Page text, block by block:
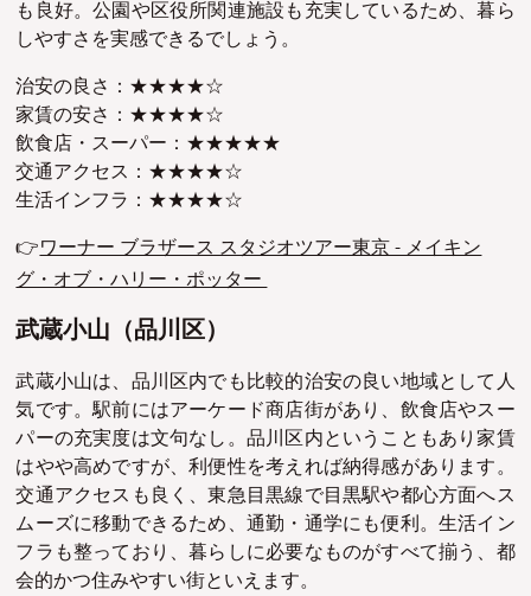
も良好。公園や区役所関連施設も充実しているため、暮ら
しやすさを実感できるでしょう。
治安の良さ：★★★★☆
家賃の安さ：★★★★☆
飲食店・スーパー：★★★★★
交通アクセス：★★★★☆
生活インフラ：★★★★☆
👉ワーナー ブラザース スタジオツアー東京 ‐ メイキン
グ・オブ・ハリー・ポッター
武蔵小山（品川区）
武蔵小山は、品川区内でも比較的治安の良い地域として人
気です。駅前にはアーケード商店街があり、飲食店やスー
パーの充実度は文句なし。品川区内ということもあり家賃
はやや高めですが、利便性を考えれば納得感があります。
交通アクセスも良く、東急目黒線で目黒駅や都心方面へス
ムーズに移動できるため、通勤・通学にも便利。生活イン
フラも整っており、暮らしに必要なものがすべて揃う、都
会的かつ住みやすい街といえます。